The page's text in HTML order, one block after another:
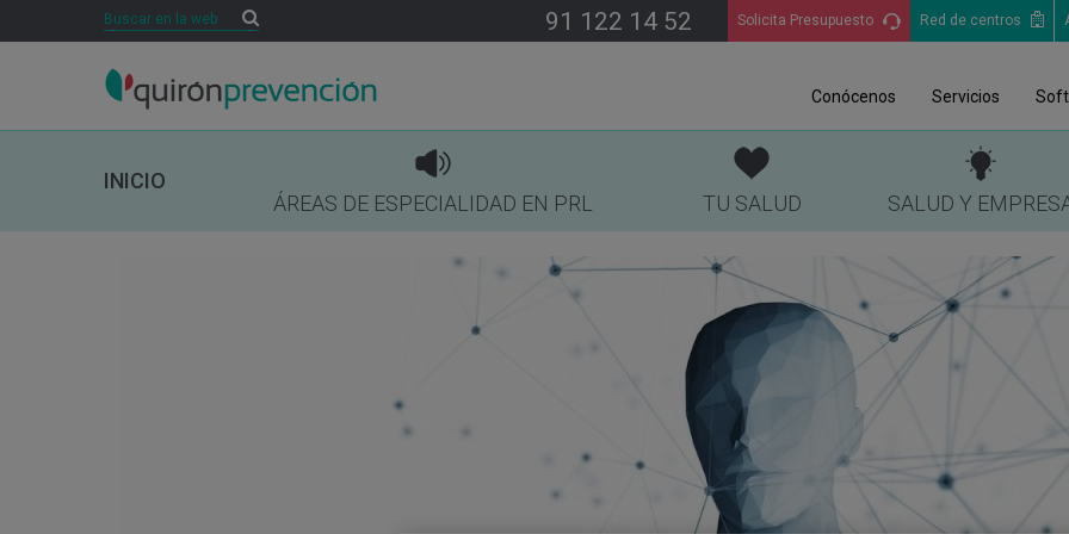
Buscar 91 122 14 52 Solicita Presupuesto Red de centros
Conócenos Servicios
INICIO
ÁREAS DE ESPECIALIDAD EN PRL
TU SALUD SALUD Y